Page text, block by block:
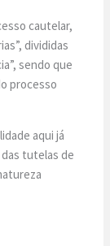
cautelar,
divididas
sendo que
processo
aqui já
tutelas de